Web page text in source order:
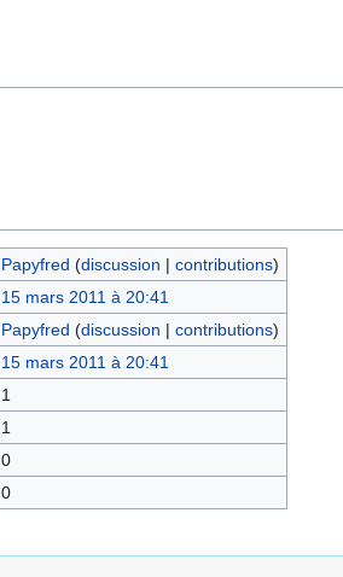
Papyfred (discussion | contributions)
15 mars 2011 à 20:41
Papyfred (discussion | contributions)
15 mars 2011 à 20:41
1
1
0
0